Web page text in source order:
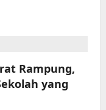
Rampung,
yang